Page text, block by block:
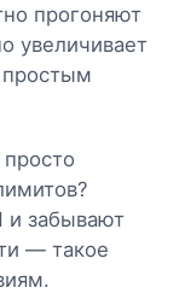
прогоняют
увеличивает
простым
и забывают
— такое